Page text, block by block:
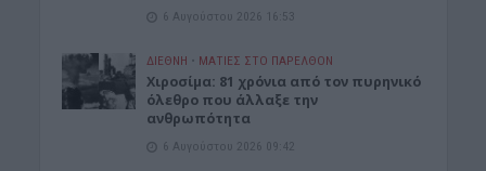
6 Αυγούστου 2026 16:53
ΔΙΕΘΝΗ • ΜΑΤΙΕΣ ΣΤΟ ΠΑΡΕΛΘΟΝ
Χιροσίμα: 81 χρόνια από τον πυρηνικό
όλεθρο που άλλαξε την
ανθρωπότητα
6 Αυγούστου 2026 09:42